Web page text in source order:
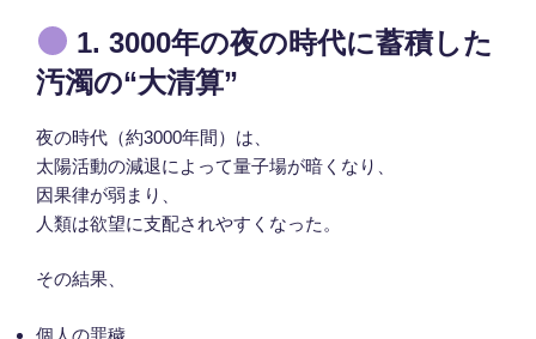
1. 3000年の夜の時代に蓄積した
汚濁の“大清算”
夜の時代（約3000年間）は、
太陽活動の減退によって量子場が暗くなり、
因果律が弱まり、
人類は欲望に支配されやすくなった。
その結果、
個人の罪穢